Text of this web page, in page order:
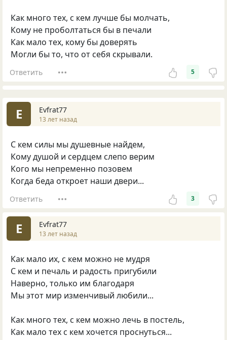
Как много тех, с кем лучше бы молчать,
Кому не проболтаться бы в печали
Как мало тех, кому бы доверять
Могли бы то, что от себя скрывали.
Ответить 5
E Evfrat77
13 лет назад
С кем силы мы душевные найдем,
Кому душой и сердцем слепо верим
Кого мы непременно позовем
Когда беда откроет наши двери...
Ответить 3
E Evfrat77
13 лет назад
Как мало их, с кем можно не мудря
С кем и печаль и радость пригубили
Наверно, только им благодаря
Мы этот мир изменчивый любили...
Как много тех, с кем можно лечь в постель,
Как мало тех с кем хочется проснуться...